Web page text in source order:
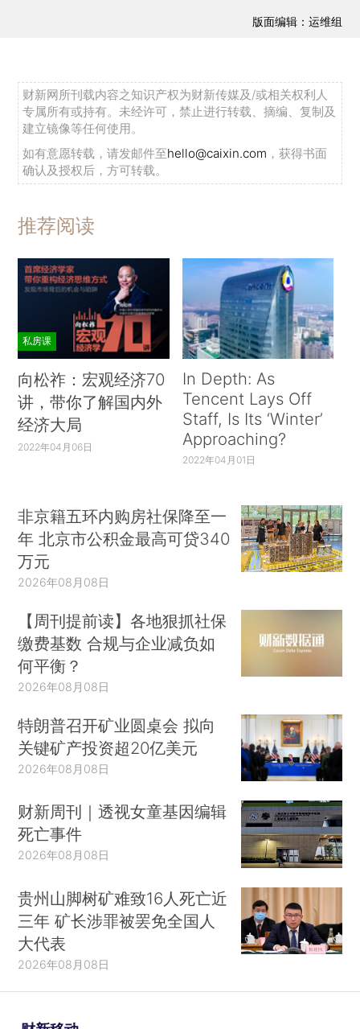
版面编辑：运维组
财新网所刊载内容之知识产权为财新传媒及/或相关权利人
专属所有或持有。未经许可，禁止进行转载、摘编、复制及
建立镜像等任何使用。
如有意愿转载，请发邮件至hello@caixin.com ，获得书面
确认及授权后，方可转载。
推荐阅读
私房课
向松祚：宏观经济70
讲，带你了解国内外
经济大局
2022年04月06日
In Depth: As
Tencent Lays Off
Staff, Is Its ‘Winter’
Approaching?
2022年04月01日
非京籍五环内购房社保降至一
年 北京市公积金最高可贷340
万元
2026年08月08日
【周刊提前读】各地狠抓社保
缴费基数 合规与企业减负如
何平衡？
2026年08月08日
特朗普召开矿业圆桌会 拟向
关键矿产投资超20亿美元
2026年08月08日
财新周刊｜透视女童基因编辑
死亡事件
2026年08月08日
贵州山脚树矿难致16人死亡近
三年 矿长涉罪被罢免全国人
大代表
2026年08月08日